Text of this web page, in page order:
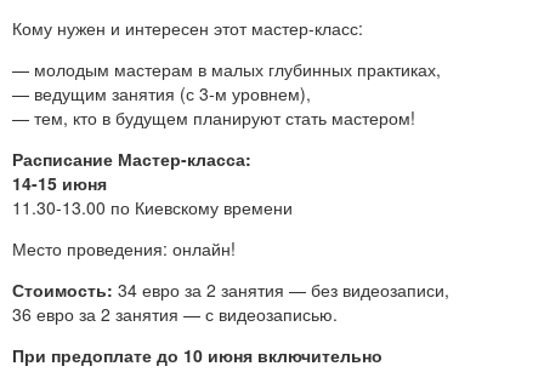
Кому нужен и интересен этот мастер-класс:
— молодым мастерам в малых глубинных практиках,
— ведущим занятия (с 3-м уровнем),
— тем, кто в будущем планируют стать мастером!
Расписание Мастер-класса:
14-15 июня
11.30-13.00 по Киевскому времени
Место проведения: онлайн!
Стоимость: 34 евро за 2 занятия — без видеозаписи,
36 евро за 2 занятия — с видеозаписью.
При предоплате до 10 июня включительно